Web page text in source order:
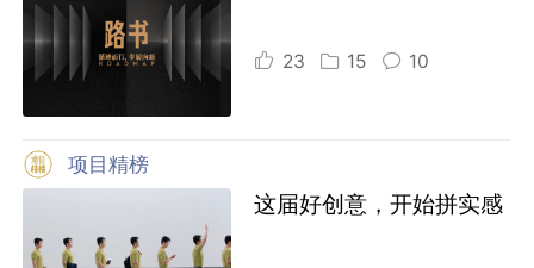
23 15 10
项目精榜
这届好创意，开始拼实感